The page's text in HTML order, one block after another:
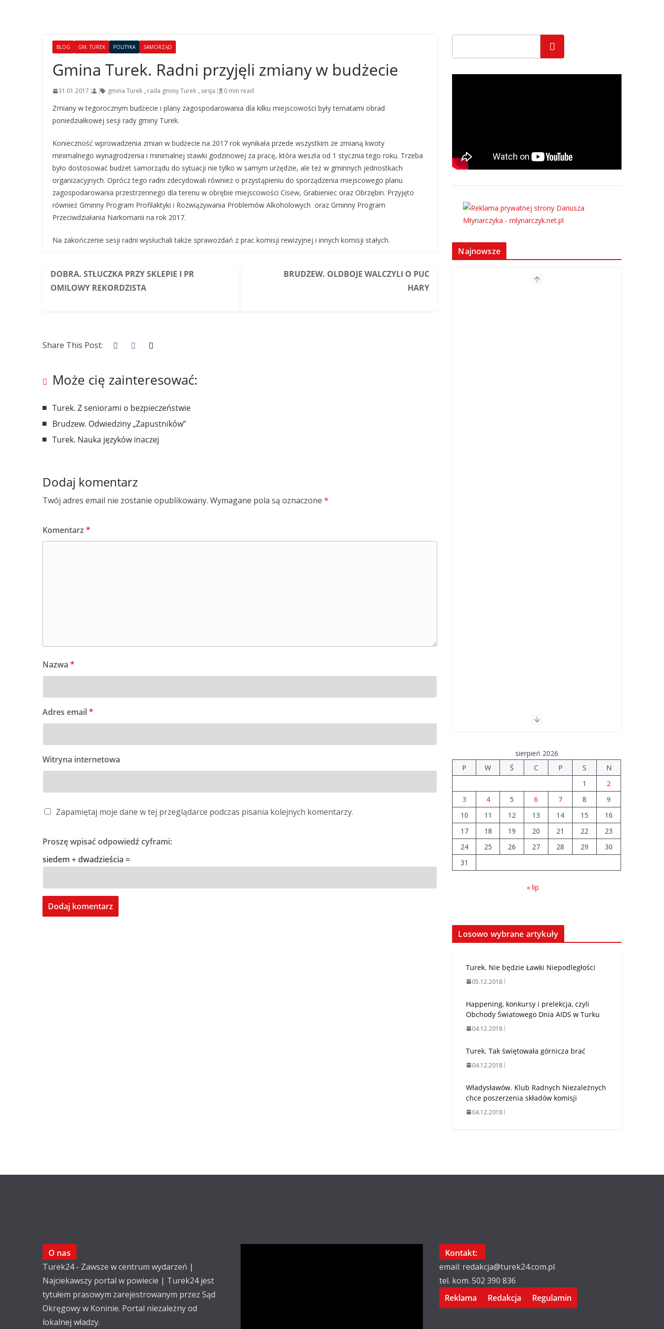
BLOG GM. TUREK POLITYKA SAMORZĄD
Gmina Turek. Radni przyjęli zmiany w budżecie
31.01.2017 gmina Turek , rada gminy Turek , sesja 0 min read
Zmiany w tegorocznym budżecie i plany zagospodarowania dla kilku miejscowości były tematami obrad
poniedziałkowej sesji rady gminy Turek.
Konieczność wprowadzenia zmian w budżecie na 2017 rok wynikała przede wszystkim ze zmianą kwoty
minimalnego wynagrodzenia i minimalnej stawki godzinowej za pracę, która weszła od 1 stycznia tego roku. Trzeba
było dostosować budżet samorządu do sytuacji nie tylko w samym urzędzie, ale też w gminnych jednostkach
organizacyjnych. Oprócz tego radni zdecydowali również o przystąpieniu do sporządzenia miejscowego planu
zagospodarowania przestrzennego dla terenu w obrębie miejscowości Cisew, Grabieniec oraz Obrzębin. Przyjęto
również Gminny Program Profilaktyki i Rozwiązywania Problemów Alkoholowych oraz Gminny Program
Przeciwdziałania Narkomanii na rok 2017.
Na zakończenie sesji radni wysłuchali także sprawozdań z prac komisji rewizyjnej i innych komisji stałych.
DOBRA. STŁUCZKA PRZY SKLEPIE I PR
OMILOWY REKORDZISTA
BRUDZEW. OLDBOJE WALCZYLI O PUC
HARY
Share This Post:
Może cię zainteresować:
Turek. Z seniorami o bezpieczeństwie
Brudzew. Odwiedziny „Zapustników”
Turek. Nauka języków inaczej
Dodaj komentarz
Twój adres email nie zostanie opublikowany. Wymagane pola są oznaczone *
Komentarz *
Nazwa *
Adres email*
Witryna internetowa
Zapamiętaj moje dane w tej przeglądarce podczas pisania kolejnych komentarzy.
Proszę wpisać odpowiedź cyframi:
siedem + dwadzieścia =
Szukaj
Najnowsze
sierpień 2026
P
W Ś C P S
N
1
2
3
4 5 6 7 8
9
10
11 12 13 14 15
16
17
18 19 20 21 22
23
24
25 26 27 28 29
30
31
« lip
Losowo wybrane artykuły
Turek. Nie będzie Ławki Niepodległości
05.12.2018
Happening, konkursy i prelekcja, czyli
Obchody Światowego Dnia AIDS w Turku
04.12.2018
Turek. Tak świętowała górnicza brać
04.12.2018
Władysławów. Klub Radnych Niezależnych
chce poszerzenia składów komisji
04.12.2018
O nas
Turek24 - Zawsze w centrum wydarzeń |
Najciekawszy portal w powiecie | Turek24 jest
tytułem prasowym zarejestrowanym przez Sąd
Okręgowy w Koninie. Portal niezależny od
lokalnej władzy.
Kontakt:
email: redakcja@turek24.com.pl
tel. kom. 502 390 836
Reklama
Redakcja Regulamin